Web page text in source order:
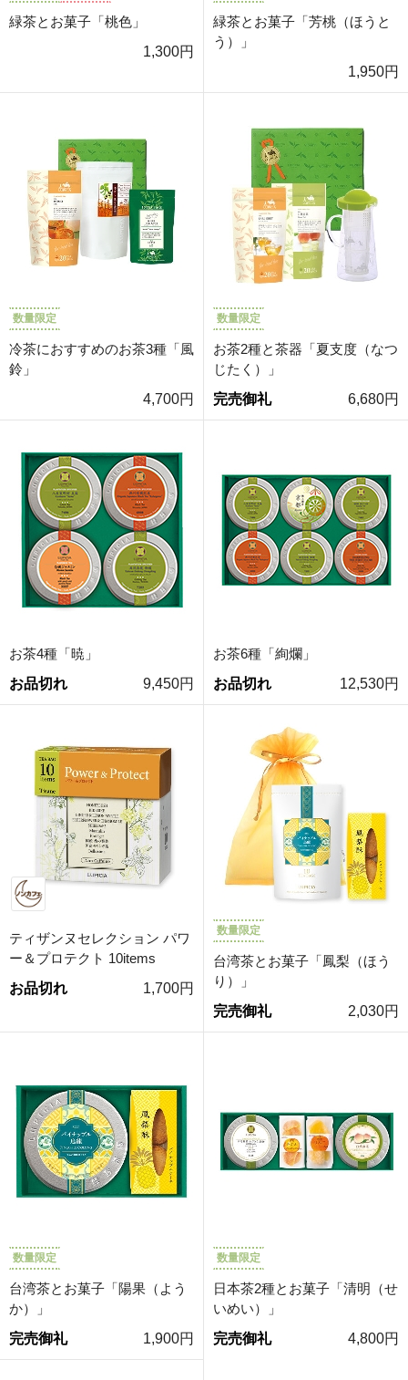
緑茶とお菓子「桃色」
1,300円
緑茶とお菓子「芳桃（ほうと
う）」
1,950円
数量限定
冷茶におすすめのお茶3種「風
鈴」
4,700円
数量限定
お茶2種と茶器「夏支度（なつ
じたく）」
完売御礼
6,680円
お茶4種「暁」
お品切れ
9,450円
お茶6種「絢爛」
お品切れ
12,530円
ティザンヌセレクション パワ
ー＆プロテクト 10items
お品切れ
1,700円
数量限定
台湾茶とお菓子「鳳梨（ほう
り）」
完売御礼
2,030円
数量限定
台湾茶とお菓子「陽果（よう
か）」
完売御礼
1,900円
数量限定
日本茶2種とお菓子「清明（せ
いめい）」
完売御礼
4,800円